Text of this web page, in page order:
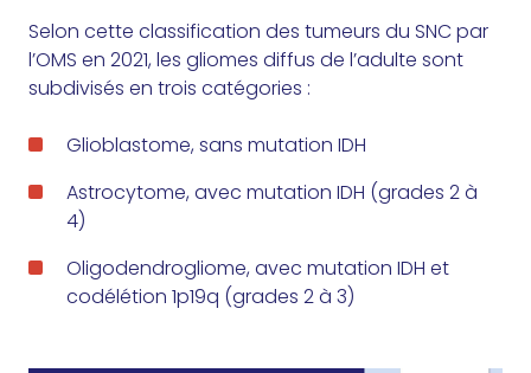
Selon cette classification des tumeurs du SNC par
l’OMS en 2021, les gliomes diffus de l’adulte sont
subdivisés en trois catégories :
Glioblastome, sans mutation IDH
Astrocytome, avec mutation IDH (grades 2 à
4)
Oligodendrogliome, avec mutation IDH et
codélétion 1p19q (grades 2 à 3)